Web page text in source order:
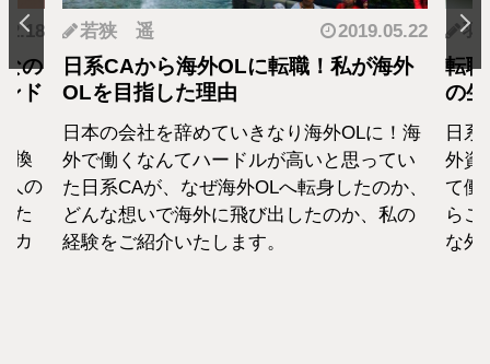
2019.05.22
に転職！私が海外
いきなり海外OLに！海
ドルが高いと思ってい
外OLへ転身したのか、
飛び出したのか、私の
ます。
転職・社会人経験ありの外
の生活設計はどうなってる
日系エアラインと違い新卒で
外資系のエアラインは、すで
て働いた経験をもつCAがほぼ
らこそ、それぞれの考えも違
な外資系CAのお金事情をお話